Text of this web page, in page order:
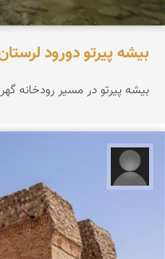
بیشه پیرتو دورود
بیشه پیرتو در مسیر رودخانه